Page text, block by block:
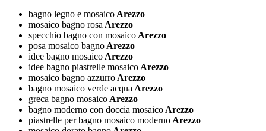
bagno legno e mosaicoArezzo
mosaico bagno rosaArezzo
specchio bagno con mosaicoArezzo
posa mosaico bagnoArezzo
idee bagno mosaicoArezzo
idee bagno piastrelle mosaicoArezzo
mosaico bagno azzurroArezzo
bagno mosaico verde acquaArezzo
greca bagno mosaicoArezzo
bagno moderno con doccia mosaicoArezzo
piastrelle per bagno mosaico modernoArezzo